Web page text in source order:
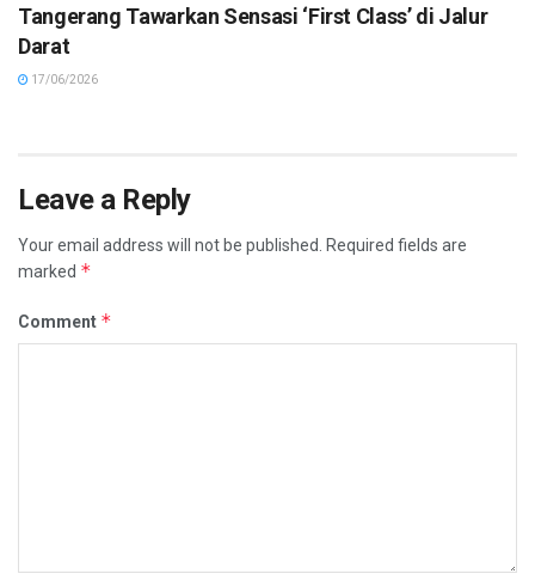
Tangerang Tawarkan Sensasi ‘First Class’ di Jalur
Darat
17/06/2026
Leave a Reply
Your email address will not be published.
Required fields are
marked *
Comment *